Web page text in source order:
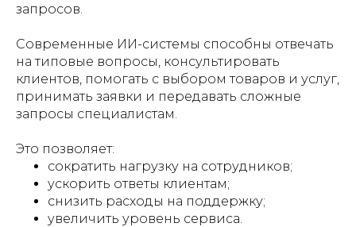
запросов.
Современные ИИ-системы способны отвечать
на типовые вопросы, консультировать
клиентов, помогать с выбором товаров и услуг,
принимать заявки и передавать сложные
запросы специалистам.
Это позволяет:
сократить нагрузку на сотрудников;
ускорить ответы клиентам;
снизить расходы на поддержку;
увеличить уровень сервиса.